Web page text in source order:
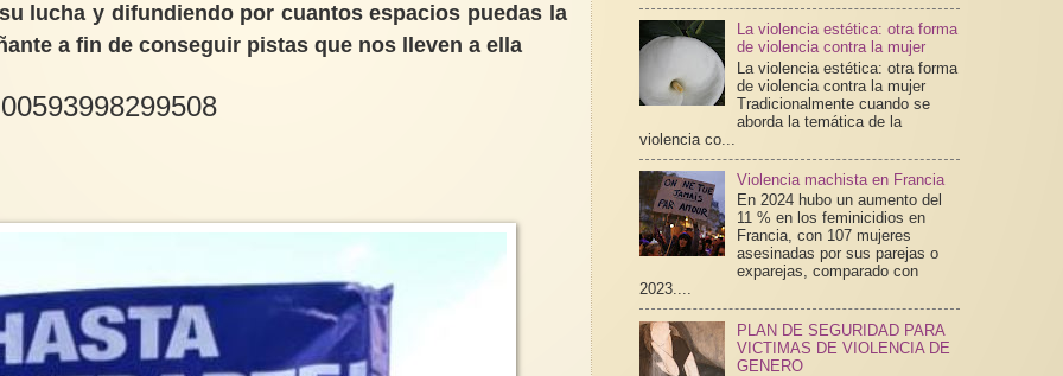
lucha y difundiendo por cuantos espacios puedas la
a fin de conseguir pistas que nos lleven a ella
La violencia estética: otra forma
de violencia contra la mujer
La violencia estética: otra forma
de violencia contra la mujer
Tradicionalmente cuando se
aborda la temática de la
violencia co...
Violencia machista en Francia
En 2024 hubo un aumento del
11 % en los feminicidios en
Francia, con 107 mujeres
asesinadas por sus parejas o
exparejas, comparado con
2023....
PLAN DE SEGURIDAD PARA
VICTIMAS DE VIOLENCIA DE
GENERO